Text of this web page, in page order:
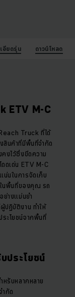
อียดรุ่น ดาวน์โหลด
ETV M-C
Truck ที่ได้
สินค้าที่มีพื้นที่จำกัด
งไว้ซึ่งขีดความ
ดเด่น ETV M-C
นในการจัดเก็บ
ในพื้นที่ของคุณ รถ
ย่างแม่นยำ
ปฏิบัติงาน ทำให้
ะโยชน์จากพื้นที่
ประโยชน์
รับหลากหลาย
กัด